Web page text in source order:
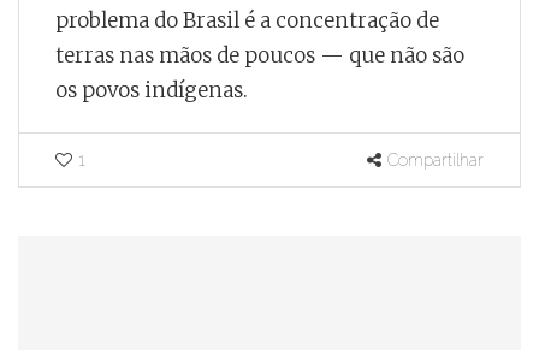
problema do Brasil é a concentração de
terras nas mãos de poucos — que não são
os povos indígenas.
1 Compartilhar